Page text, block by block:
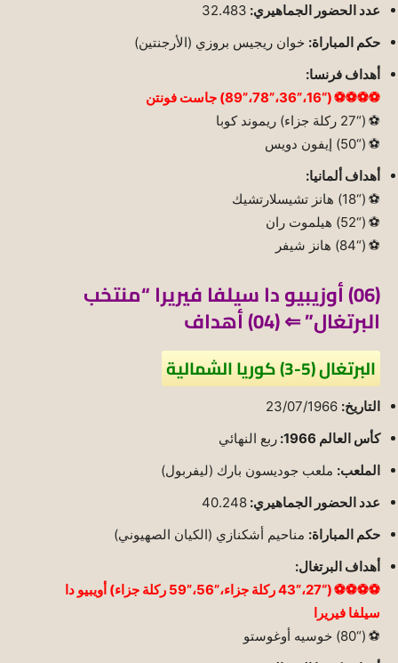
عدد الحضور الجماهيري: 32.483
حكم المباراة: خوان ريجيس بروزي (الأرجنتين)
أهداف فرنسا:
⚽⚽⚽⚽ (“16،”36،”78،”89) جاست فونتن
⚽ (“27 ركلة جزاء) ريموند كوبا
⚽ (“50) إيفون دويس
أهداف ألمانيا:
⚽ (“18) هانز تشيسلارتشيك
⚽ (“52) هيلموت ران
⚽ (“84) هانز شيفر
(06) أوزيبيو دا سيلفا فيريرا “منتخب
البرتغال” ⇐ (04) أهداف
البرتغال (5-3) كوريا الشمالية
التاريخ:
كأس العالم 1966:
ربع النهائي
الملعب: ملعب جوديسون بارك (ليفربول)
عدد الحضور الجماهيري: 40.248
حكم المباراة: مناحيم أشكنازي (الكيان الصهيوني)
أهداف البرتغال:
⚽⚽⚽⚽ (“27،”43 ركلة جزاء،”56،”59 ركلة جزاء) أويبيو دا
سيلفا فيريرا
⚽ (“80) خوسيه أوغوستو